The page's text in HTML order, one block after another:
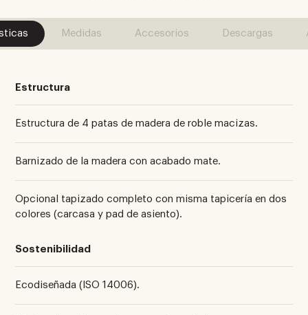
Medidas Accesorios Descargas
Estructura
Estructura de 4 patas de madera de roble macizas.
Barnizado de la madera con acabado mate.
Opcional tapizado completo con misma tapicería en dos
colores (carcasa y pad de asiento).
Sostenibilidad
Ecodiseñada (ISO 14006).